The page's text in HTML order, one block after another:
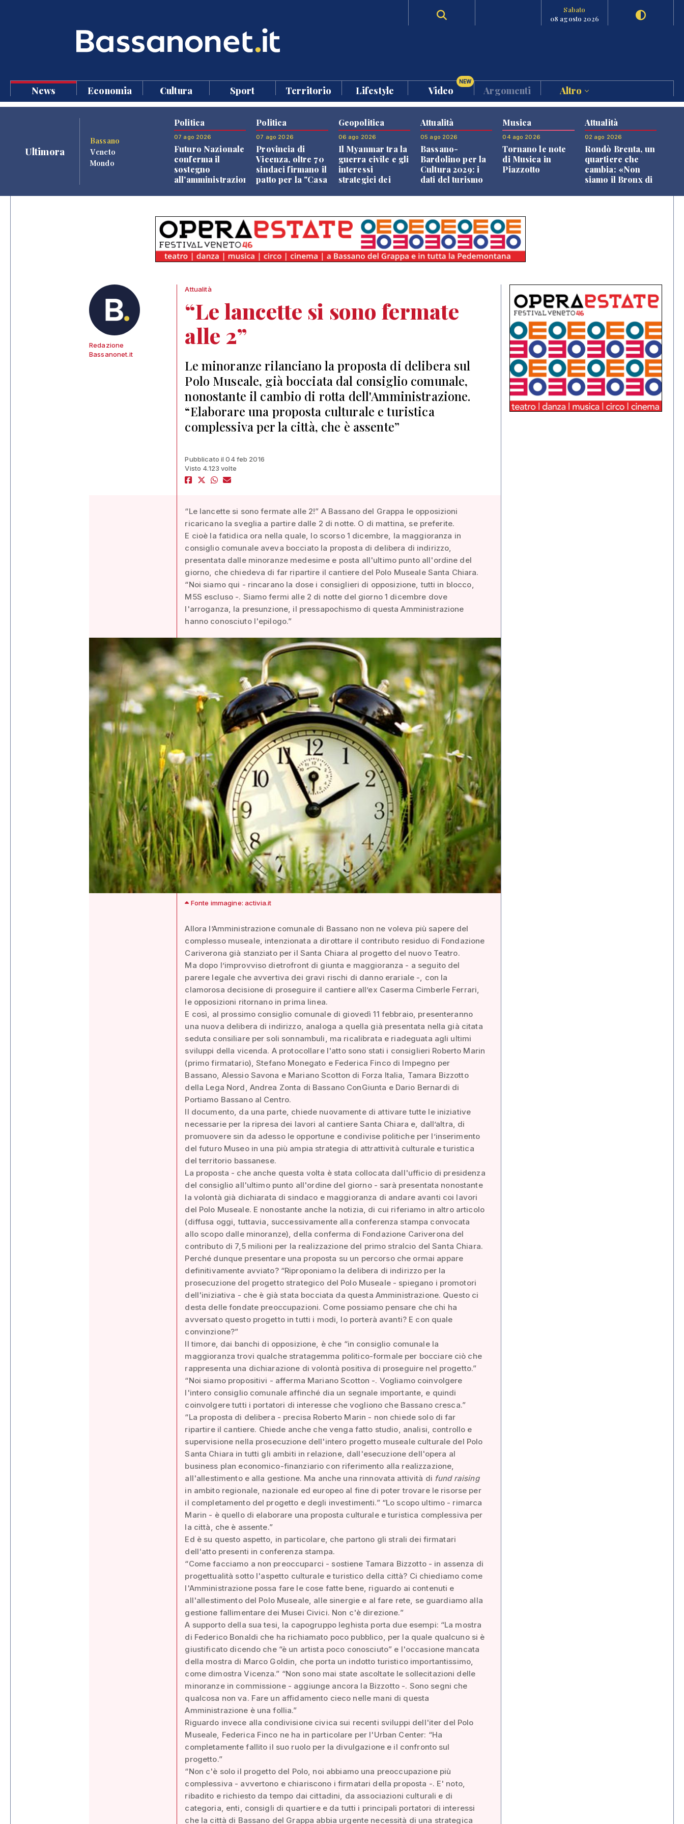
Sabato
08 agosto 2026
News Economia Cultura Sport Territorio Lifestyle Video
NEW
Argomenti Altro
Ultimora
Bassano
Veneto
Mondo
Politica
07 ago 2026
Futuro Nazionale
conferma il
sostegno
all'amministrazione
Politica
07 ago 2026
Provincia di
Vicenza, oltre 70
sindaci firmano il
patto per la "Casa
Geopolitica
06 ago 2026
Il Myanmar tra la
guerra civile e gli
interessi
strategici dei
Attualità
05 ago 2026
Bassano-
Bardolino per la
Cultura 2029: i
dati del turismo
Musica
04 ago 2026
Tornano le note
di Musica in
Piazzotto
Attualità
02 ago 2026
Rondò Brenta, un
quartiere che
cambia: «Non
siamo il Bronx di
Redazione
Bassanonet.it
Attualità
“Le lancette si sono fermate
alle 2”
Le minoranze rilanciano la proposta di delibera sul
Polo Museale, già bocciata dal consiglio comunale,
nonostante il cambio di rotta dell'Amministrazione.
“Elaborare una proposta culturale e turistica
complessiva per la città, che è assente”
Pubblicato il 04 feb 2016
Visto 4.123 volte
“Le lancette si sono fermate alle 2!” A Bassano del Grappa le opposizioni
ricaricano la sveglia a partire dalle 2 di notte. O di mattina, se preferite.
E cioè la fatidica ora nella quale, lo scorso 1 dicembre, la maggioranza in
consiglio comunale aveva bocciato la proposta di delibera di indirizzo,
presentata dalle minoranze medesime e posta all'ultimo punto all'ordine del
giorno, che chiedeva di far ripartire il cantiere del Polo Museale Santa Chiara.
“Noi siamo qui - rincarano la dose i consiglieri di opposizione, tutti in blocco,
M5S escluso -. Siamo fermi alle 2 di notte del giorno 1 dicembre dove
l'arroganza, la presunzione, il pressapochismo di questa Amministrazione
hanno conosciuto l'epilogo.”
Fonte immagine: activia.it
Allora l’Amministrazione comunale di Bassano non ne voleva più sapere del
complesso museale, intenzionata a dirottare il contributo residuo di Fondazione
Cariverona già stanziato per il Santa Chiara al progetto del nuovo Teatro.
Ma dopo l’improvviso dietrofront di giunta e maggioranza - a seguito del
parere legale che avvertiva dei gravi rischi di danno erariale -, con la
clamorosa decisione di proseguire il cantiere all’ex Caserma Cimberle Ferrari,
le opposizioni ritornano in prima linea.
E così, al prossimo consiglio comunale di giovedì 11 febbraio, presenteranno
una nuova delibera di indirizzo, analoga a quella già presentata nella già citata
seduta consiliare per soli sonnambuli, ma ricalibrata e riadeguata agli ultimi
sviluppi della vicenda. A protocollare l'atto sono stati i consiglieri Roberto Marin
(primo firmatario), Stefano Monegato e Federica Finco di Impegno per
Bassano, Alessio Savona e Mariano Scotton di Forza Italia, Tamara Bizzotto
della Lega Nord, Andrea Zonta di Bassano ConGiunta e Dario Bernardi di
Portiamo Bassano al Centro.
Il documento, da una parte, chiede nuovamente di attivare tutte le iniziative
necessarie per la ripresa dei lavori al cantiere Santa Chiara e, dall’altra, di
promuovere sin da adesso le opportune e condivise politiche per l’inserimento
del futuro Museo in una più ampia strategia di attrattività culturale e turistica
del territorio bassanese.
La proposta - che anche questa volta è stata collocata dall'ufficio di presidenza
del consiglio all'ultimo punto all'ordine del giorno - sarà presentata nonostante
la volontà già dichiarata di sindaco e maggioranza di andare avanti coi lavori
del Polo Museale. E nonostante anche la notizia, di cui riferiamo in altro articolo
(diffusa oggi, tuttavia, successivamente alla conferenza stampa convocata
allo scopo dalle minoranze), della conferma di Fondazione Cariverona del
contributo di 7,5 milioni per la realizzazione del primo stralcio del Santa Chiara.
Perché dunque presentare una proposta su un percorso che ormai appare
definitivamente avviato? “Riproponiamo la delibera di indirizzo per la
prosecuzione del progetto strategico del Polo Museale - spiegano i promotori
dell'iniziativa - che è già stata bocciata da questa Amministrazione. Questo ci
desta delle fondate preoccupazioni. Come possiamo pensare che chi ha
avversato questo progetto in tutti i modi, lo porterà avanti? E con quale
convinzione?”
Il timore, dai banchi di opposizione, è che “in consiglio comunale la
maggioranza trovi qualche stratagemma politico-formale per bocciare ciò che
rappresenta una dichiarazione di volontà positiva di proseguire nel progetto.”
“Noi siamo propositivi - afferma Mariano Scotton -. Vogliamo coinvolgere
l'intero consiglio comunale affinché dia un segnale importante, e quindi
coinvolgere tutti i portatori di interesse che vogliono che Bassano cresca.”
“La proposta di delibera - precisa Roberto Marin - non chiede solo di far
ripartire il cantiere. Chiede anche che venga fatto studio, analisi, controllo e
supervisione nella prosecuzione dell'intero progetto museale culturale del Polo
Santa Chiara in tutti gli ambiti in relazione, dall'esecuzione dell'opera al
business plan economico-finanziario con riferimento alla realizzazione,
all'allestimento e alla gestione. Ma anche una rinnovata attività di fund raising
in ambito regionale, nazionale ed europeo al fine di poter trovare le risorse per
il completamento del progetto e degli investimenti.” “Lo scopo ultimo - rimarca
Marin - è quello di elaborare una proposta culturale e turistica complessiva per
la città, che è assente.”
Ed è su questo aspetto, in particolare, che partono gli strali dei firmatari
dell'atto presenti in conferenza stampa.
“Come facciamo a non preoccuparci - sostiene Tamara Bizzotto - in assenza di
progettualità sotto l'aspetto culturale e turistico della città? Ci chiediamo come
l'Amministrazione possa fare le cose fatte bene, riguardo ai contenuti e
all'allestimento del Polo Museale, alle sinergie e al fare rete, se guardiamo alla
gestione fallimentare dei Musei Civici. Non c'è direzione.”
A supporto della sua tesi, la capogruppo leghista porta due esempi: “La mostra
di Federico Bonaldi che ha richiamato poco pubblico, per la quale qualcuno si è
giustificato dicendo che “è un artista poco conosciuto” e l'occasione mancata
della mostra di Marco Goldin, che porta un indotto turistico importantissimo,
come dimostra Vicenza.” “Non sono mai state ascoltate le sollecitazioni delle
minoranze in commissione - aggiunge ancora la Bizzotto -. Sono segni che
qualcosa non va. Fare un affidamento cieco nelle mani di questa
Amministrazione è una follia.”
Riguardo invece alla condivisione civica sui recenti sviluppi dell'iter del Polo
Museale, Federica Finco ne ha in particolare per l'Urban Center: “Ha
completamente fallito il suo ruolo per la divulgazione e il confronto sul
progetto.”
“Non c'è solo il progetto del Polo, noi abbiamo una preoccupazione più
complessiva - avvertono e chiariscono i firmatari della proposta -. E' noto,
ribadito e richiesto da tempo dai cittadini, da associazioni culturali e di
categoria, enti, consigli di quartiere e da tutti i principali portatori di interessi
che la città di Bassano del Grappa abbia urgente necessità di una strategica